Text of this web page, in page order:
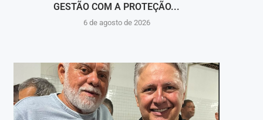
GESTÃO COM A PROTEÇÃO...
6 de agosto de 2026